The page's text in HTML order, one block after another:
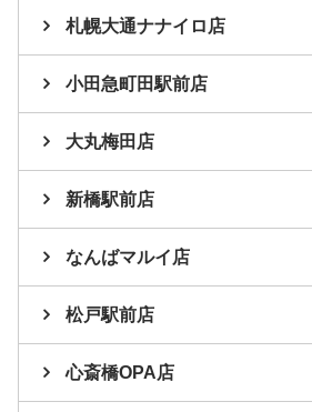
札幌大通ナナイロ店
小田急町田駅前店
大丸梅田店
新橋駅前店
なんばマルイ店
松戸駅前店
心斎橋OPA店